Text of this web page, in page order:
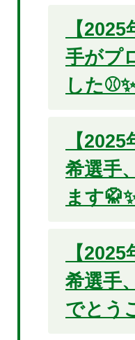
【
手がプ
した⚾✨
【
希選手
ます
【
希選手
でとう